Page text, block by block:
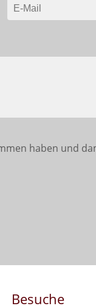
haben und
Besuche